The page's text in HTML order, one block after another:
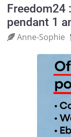
Freedom24
pendant 1
Anne‑Sophie